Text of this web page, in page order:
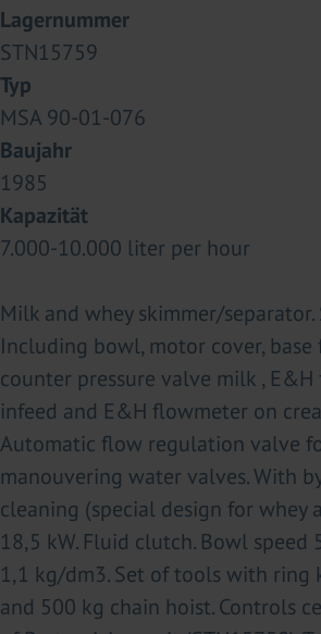
Lagernummer
STN15759
Typ
MSA 90-01-076
Baujahr
1985
Kapazität
7.000-10.000 liter per hour
Milk and whey skimmer/separator.
Including bowl, motor cover, base
counter pressure valve milk ,
infeed and E&H flowmeter on
Automatic flow regulation valve
manouvering water valves. With
cleaning (special design for whey
18,5 kW. Fluid clutch. Bowl speed
1,1 kg/dm3. Set of tools with ring
and 500 kg chain hoist. Controls